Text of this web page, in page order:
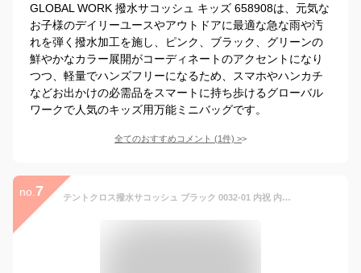
GLOBAL WORK 撥水サコッシュ キッズ 658908は、元気な
お子様のデイリーユースやアウトドアに最適な急な雨や汚
れを弾く撥水加工を施し、ピンク、ブラック、グリーンの
鮮やかなカラー展開がコーディネートのアクセントになり
つつ、軽量でハンズフリーになるため、スマホやハンカチ
などお出かけの必需品をスマートに持ち歩けるグローバル
ワークで人気のキッズ用万能ミニバッグです。
全てのおすすめコメント (1件) >
no. 7 テントクロス撥水サコッシュ ブラック 0032-01 内祝 内祝い お祝 御祝 記念品 出産内祝い プレゼント 快気祝い 粗供養 引出物